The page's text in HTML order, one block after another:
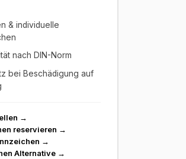
& individuelle
nach DIN-Norm
bei Beschädigung auf
→
reservieren →
→
Alternative →